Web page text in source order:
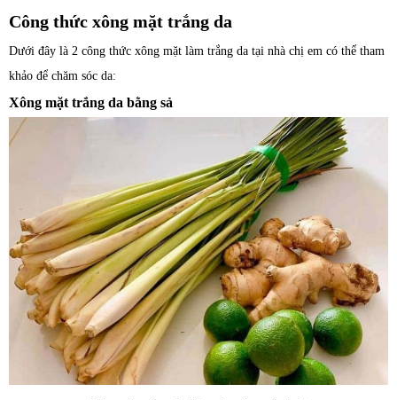
Công thức xông mặt trắng da
Dưới đây là 2 công thức xông mặt làm trắng da tại nhà chị em có thể tham
khảo để chăm sóc da:
Xông mặt trắng da bằng sả